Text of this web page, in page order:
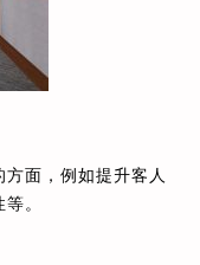
面，例如提升客人
。